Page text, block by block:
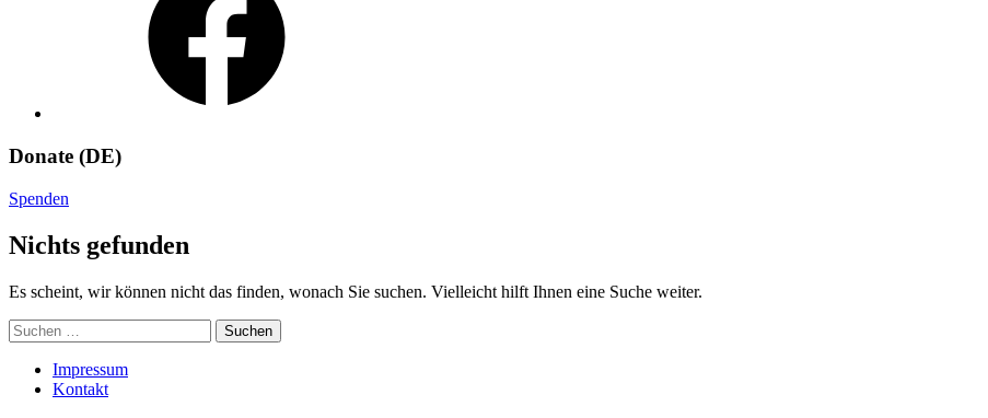
Donate (DE)
Spenden
Nichts gefunden
Es scheint, wir können nicht das finden, wonach Sie suchen. Vielleicht hilft Ihnen eine Suche weiter.
Suchen
nach:
Impressum
Kontakt